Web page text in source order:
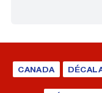
CANADA